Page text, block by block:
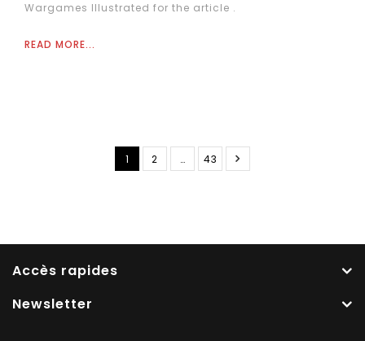
Wargames Illustrated for the article .
READ MORE...
1 2 … 43
Accès rapides
Newsletter